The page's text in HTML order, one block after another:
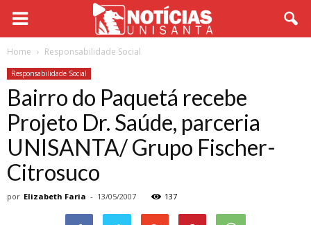
Home Responsabilidade Social
Responsabilidade Social
Bairro do Paquetá recebe
Projeto Dr. Saúde, parceria
UNISANTA/ Grupo Fischer-
Citrosuco
por Elizabeth Faria - 13/05/2007 137